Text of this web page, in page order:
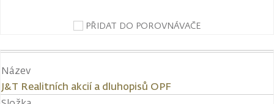
PŘIDAT DO POROVNÁVAČE
Název
J&T Realitních akcií a dluhopisů OPF